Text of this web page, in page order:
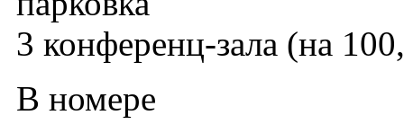
3 конференц-зала (на
В номере